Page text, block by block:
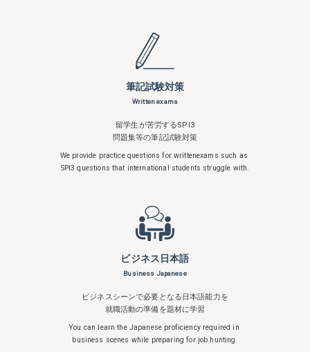
筆記試験対策
Written exams
留学生が苦労するSPI3
問題集等の筆記試験対策
We provide practice questions for writtenexams such as
SPI3 questions that international students struggle with.
ビジネス日本語
Business Japanese
ビジネスシーンで必要となる日本語能力を
就職活動の準備を題材に学習
You can learn the Japanese proficiency required in
business scenes while preparing for job hunting.